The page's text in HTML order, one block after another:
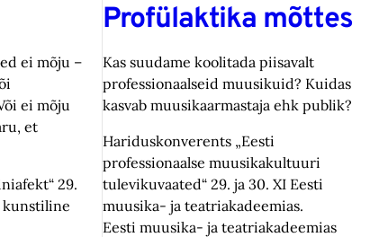
ei mõju –
ei mõju
et
29.
kunstiline
Profülaktika mõttes
Kas suudame koolitada piisavalt
professionaalseid muusikuid? Kuidas
kasvab muusikaarmastaja ehk publik?
Hariduskonverents „Eesti
professionaalse muusikakultuuri
tulevikuvaated“ 29. ja 30. XI Eesti
muusika- ja teatriakadeemias.
Eesti muusika- ja teatriakadeemias